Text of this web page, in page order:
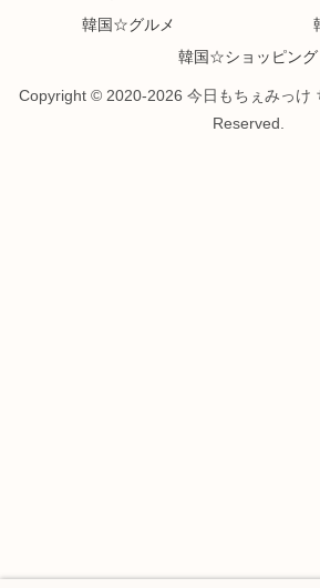
韓国☆グルメ
韓国☆ショッピング
Copyright © 2020-2026 今日もちぇみっけ
Reserved.